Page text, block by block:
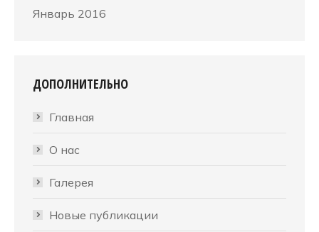
Январь 2016
ДОПОЛНИТЕЛЬНО
Главная
О нас
Галерея
Новые публикации